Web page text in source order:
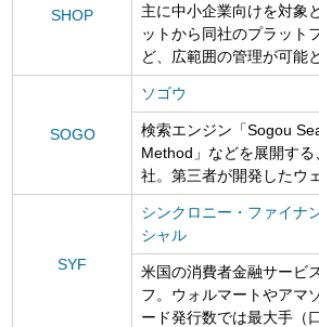
SHOP
主に中小企業向けを対象
ットから同社のプラット
ど、広範囲の管理が可能
SOGO
ソゴウ
検索エンジン「Sogou
Method」などを展開す
社。第三者が開発したウ
SYF
シンクロニー・ファイナ
シャル
米国の消費者金融サービ
フ。ウォルマートやアマ
ード発行数では最大手（